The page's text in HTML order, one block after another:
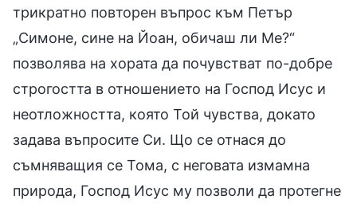
трикратно повторен въпрос към Петър
„Симоне, сине на Йоан, обичаш ли Ме?“
позволява на хората да почувстват по-добре
строгостта в отношението на Господ Исус и
неотложността, която Той чувства, докато
задава въпросите Си. Що се отнася до
съмняващия се Тома, с неговата измамна
природа, Господ Исус му позволи да протегне